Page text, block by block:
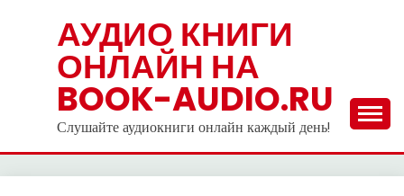
АУДИО КНИГИ
ОНЛАЙН НА
BOOK-AUDIO.RU
Слушайте аудиокниги онлайн каждый день!